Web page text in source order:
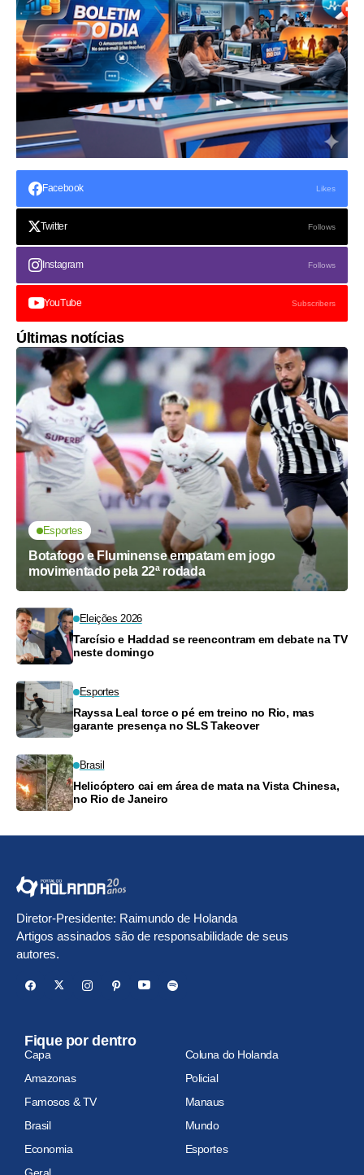
Facebook Likes
Twitter Follows
Instagram Follows
YouTube Subscribers
Últimas notícias
Esportes
Botafogo e Fluminense empatam em jogo
movimentado pela 22ª rodada
Eleições 2026
Tarcísio e Haddad se reencontram em debate na TV
neste domingo
Esportes
Rayssa Leal torce o pé em treino no Rio, mas
garante presença no SLS Takeover
Brasil
Helicóptero cai em área de mata na Vista Chinesa,
no Rio de Janeiro
Diretor-Presidente: Raimundo de Holanda
Artigos assinados são de responsabilidade de seus
autores.
Fique por dentro
Capa
Coluna do Holanda
Amazonas
Policial
Famosos & TV
Manaus
Brasil
Mundo
Economia
Esportes